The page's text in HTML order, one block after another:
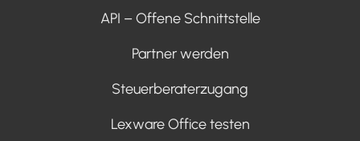
API – Offene Schnittstelle
Partner werden
Steuerberaterzugang
Lexware Office testen